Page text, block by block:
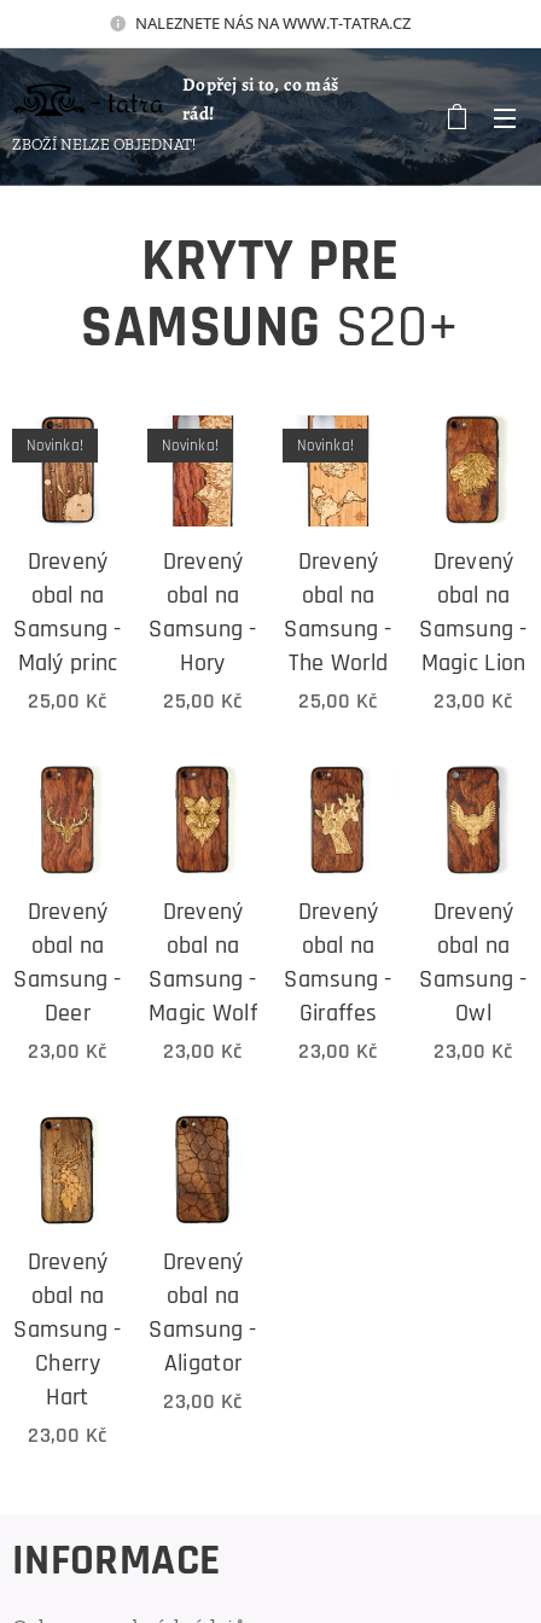
NALEZNETE NÁS NA WWW.T-TATRA.CZ 🚀
Dopřej si to, co máš
rád!
ZBOŽÍ NELZE OBJEDNAT!
KRYTY PRE
SAMSUNG S20+
Drevený
obal na
Samsung -
Malý princ
Novinka!
25,00 Kč
Drevený
obal na
Samsung -
Hory
Novinka!
25,00 Kč
Drevený
obal na
Samsung -
The World
Novinka!
25,00 Kč
Drevený
obal na
Samsung -
Magic Lion
23,00 Kč
Drevený
obal na
Samsung -
Deer
23,00 Kč
Drevený
obal na
Samsung -
Magic Wolf
23,00 Kč
Drevený
obal na
Samsung -
Giraffes
23,00 Kč
Drevený
obal na
Samsung -
Owl
23,00 Kč
Drevený
obal na
Samsung -
Cherry
Hart
23,00 Kč
Drevený
obal na
Samsung -
Aligator
23,00 Kč
INFORMACE